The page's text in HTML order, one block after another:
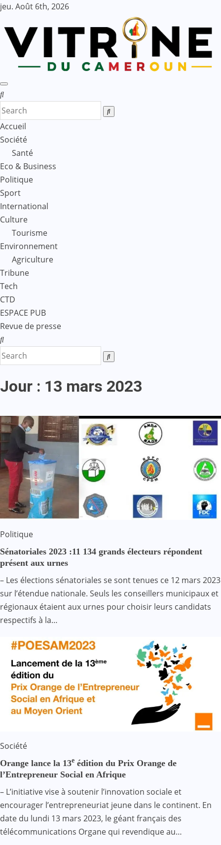
Skip
content
jeu. Août 6th, 2026
Accueil
Société
Santé
Eco & Business
Politique
Sport
International
Culture
Tourisme
Environnement
Agriculture
Tribune
Tech
CTD
ESPACE PUB
Revue de presse
Jour : 13 mars 2023
Politique
Sénatoriales 2023 :11 134 grands électeurs répondent
présent aux urnes
– Les élections sénatoriales se sont tenues ce 12 mars 2023
sur l’étendue nationale. Seuls les conseillers municipaux et
régionaux étaient aux urnes pour choisir leurs candidats
respectifs à la…
Société
Orange lance la 13e édition du Prix Orange de
l’Entrepreneur Social en Afrique
– L’initiative vise à soutenir l’innovation sociale et
encourager l’entrepreneuriat jeune dans le continent. En
date du lundi 13 mars 2023, le géant français des
télécommunications Organe qui revendique au…